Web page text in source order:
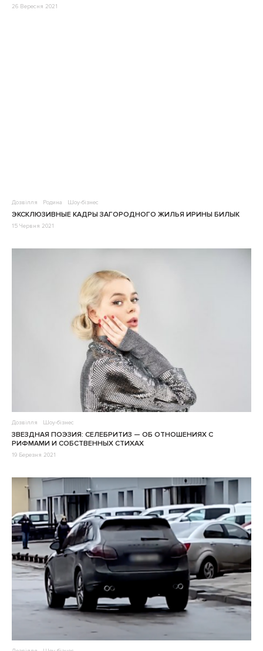
26 Вересня 2021
Дозвілля Родина Шоу-бізнес
ЭКСКЛЮЗИВНЫЕ КАДРЫ ЗАГОРОДНОГО ЖИЛЬЯ ИРИНЫ БИЛЫК
15 Червня 2021
Дозвілля Шоу-бізнес
ЗВЕЗДНАЯ ПОЭЗИЯ: СЕЛЕБРИТИЗ — ОБ ОТНОШЕНИЯХ С
РИФМАМИ И СОБСТВЕННЫХ СТИХАХ
19 Березня 2021